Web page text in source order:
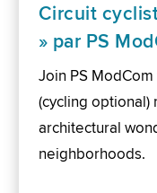
Circuit
» par PS
Join PS
(cycling optional)
architectural
neighborhoods.